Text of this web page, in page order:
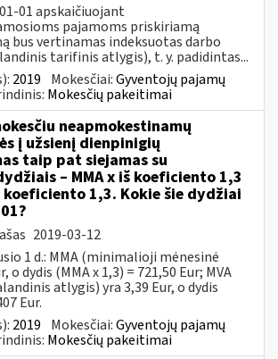
01 apskaičiuojant
pajamoms priskiriamą
bus vertinamas indeksuotas darbo
tarifinis atlygis), t. y. padidintas...
2019 Mokesčiai:Gyventojų pajamų
Mokesčių pakeitimai
neapmokestinamų
į užsienį dienpinigių
taip pat siejamas su
– MMA x iš koeficiento 1,3
koeficiento 1,3. Kokie šie dydžiai
2019-03-12
1 d.: MMA (minimalioji mėnesinė
o dydis (MMA x 1,3) = 721,50 Eur; MVA
atlygis) yra 3,39 Eur, o dydis
Eur.
2019 Mokesčiai:Gyventojų pajamų
Mokesčių pakeitimai